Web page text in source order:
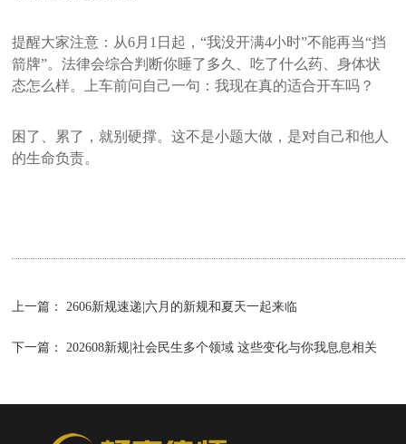
提醒大家注意：从6月1日起，“我没开满4小时”不能再当“挡
箭牌”。法律会综合判断你睡了多久、吃了什么药、身体状
态怎么样。上车前问自己一句：我现在真的适合开车吗？
困了、累了，就别硬撑。这不是小题大做，是对自己和他人
的生命负责。
上一篇：2606新规速递|六月的新规和夏天一起来临
下一篇：202608新规|社会民生多个领域 这些变化与你我息息相关